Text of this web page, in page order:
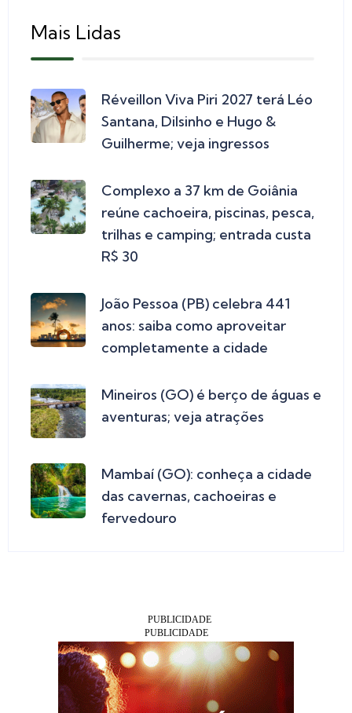
Mais Lidas
Réveillon Viva Piri 2027 terá Léo
Santana, Dilsinho e Hugo &
Guilherme; veja ingressos
Complexo a 37 km de Goiânia
reúne cachoeira, piscinas, pesca,
trilhas e camping; entrada custa
R$ 30
João Pessoa (PB) celebra 441
anos: saiba como aproveitar
completamente a cidade
Mineiros (GO) é berço de águas e
aventuras; veja atrações
Mambaí (GO): conheça a cidade
das cavernas, cachoeiras e
fervedouro